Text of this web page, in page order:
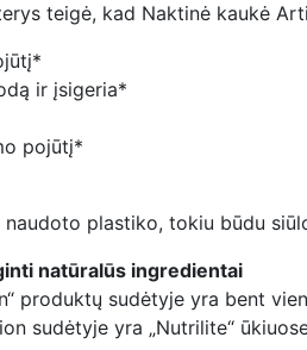
teigė, kad Naktinė kaukė
ir įsigeria*
pojūtį*
plastiko, tokiu būdu
natūralūs ingredientai
produktų sudėtyje yra bent
sudėtyje yra „Nutrilite“